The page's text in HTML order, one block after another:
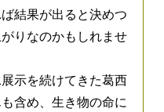
結果が出ると決めつ
りなのかもしれませ
示を続けてきた葛西
含め、生き物の命に